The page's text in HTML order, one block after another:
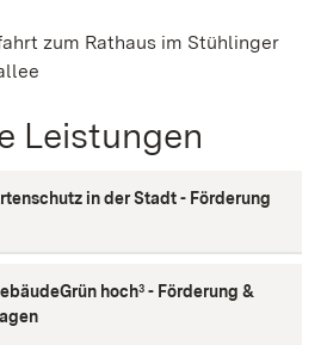
zum Rathaus im Stühlinger
Leistungen
in der Stadt - Förderung
hoch³ - Förderung &